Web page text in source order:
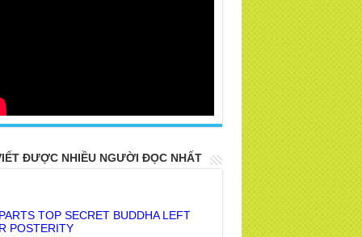
ĐƯỢC NHIỀU NGƯỜI ĐỌC NHẤT
TRUTH OF THE EARTH